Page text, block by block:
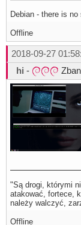
Debian - there is
Offline
2018-09-27
hi -
"Są drogi, którymi
atakować, fortece,
należy walczyć,
Offline